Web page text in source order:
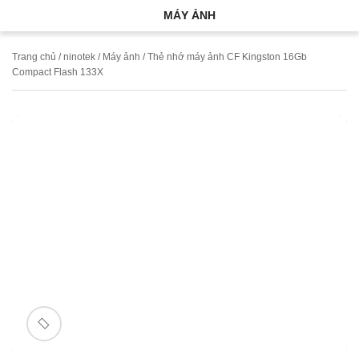
MÁY ẢNH
Trang chủ /ninotek / Máy ảnh / Thẻ nhớ máy ảnh CF Kingston 16Gb
Compact Flash 133X
🔍